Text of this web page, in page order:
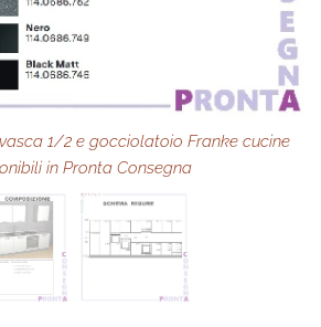
1/2 e gocciolatoio Franke cucine
in Pronta Consegna
cucina componibile in Pronta Consegna
componibile in Pronta Consegna